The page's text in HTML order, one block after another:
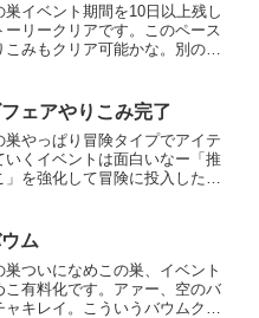
巣イベント期間を10日以上残し
ーリークリアです。このペース
こみもクリア可能かな。別のゲ
くオオカミなめことペンギンな
き換えを……お...
ェアやりこみ完了
巣やっぱり冒険タイプでアイテ
いくイベントは面白いなー「推
」を強化して冒険に投入したの
拾ってくるので、イベントクリ
ルマは大...
ム
巣ついになめこの巣、イベント
こ有料化です。アァー、空のバ
ャキレイ。こういうバウムクー